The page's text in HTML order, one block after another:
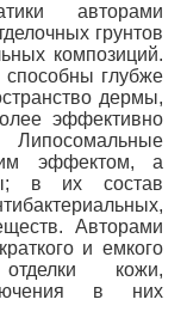
авторами
грунтов
композиций.
глубже
дермы,
эффективно
Липосомальные
эффектом, а
в их состав
Авторами
и емкого
кожи,
в них